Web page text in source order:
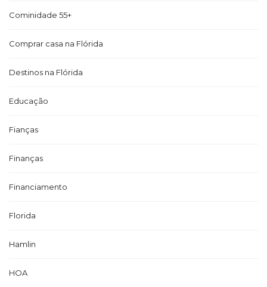
Cominidade 55+
Comprar casa na Flórida
Destinos na Flórida
Educação
Fianças
Finanças
Financiamento
Florida
Hamlin
HOA